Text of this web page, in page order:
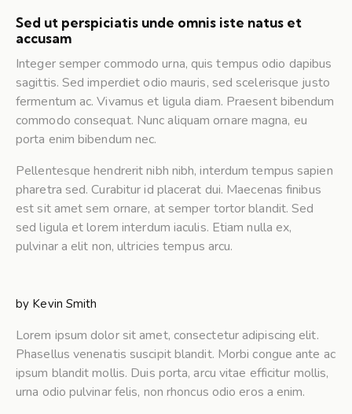
Sed ut perspiciatis unde omnis iste natus et
accusam
Integer semper commodo urna, quis tempus odio dapibus
sagittis. Sed imperdiet odio mauris, sed scelerisque justo
fermentum ac. Vivamus et ligula diam. Praesent bibendum
commodo consequat. Nunc aliquam ornare magna, eu
porta enim bibendum nec.
Pellentesque hendrerit nibh nibh, interdum tempus sapien
pharetra sed. Curabitur id placerat dui. Maecenas finibus
est sit amet sem ornare, at semper tortor blandit. Sed
sed ligula et lorem interdum iaculis. Etiam nulla ex,
pulvinar a elit non, ultricies tempus arcu.
by Kevin Smith
Lorem ipsum dolor sit amet, consectetur adipiscing elit.
Phasellus venenatis suscipit blandit. Morbi congue ante ac
ipsum blandit mollis. Duis porta, arcu vitae efficitur mollis,
urna odio pulvinar felis, non rhoncus odio eros a enim.